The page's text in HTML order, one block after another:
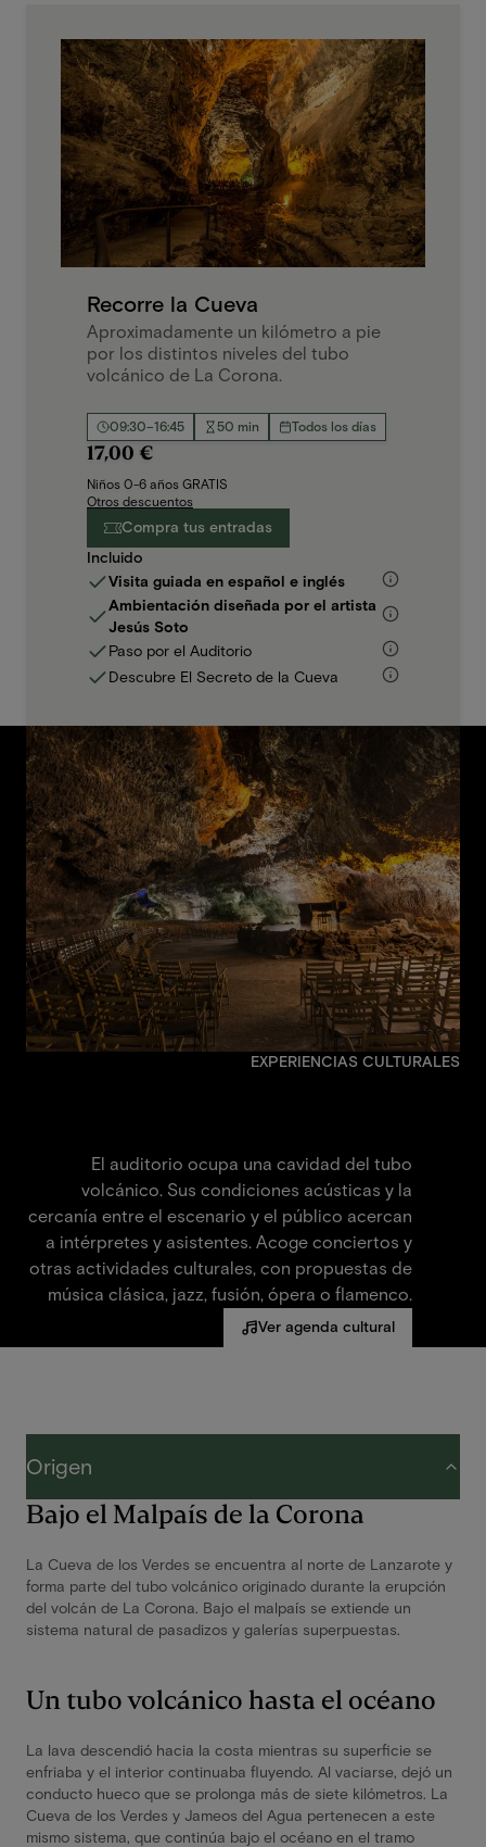
Recorre la Cueva
Aproximadamente un kilómetro a pie
por los distintos niveles del tubo
volcánico de La Corona.
09:30–16:45 50 min Todos los días
17,00 €
Niños 0-6 años GRATIS
Otros descuentos
Compra tus entradas
Incluido
Visita guiada en español e inglés
Ambientación diseñada por el artista
Jesús Soto
Paso por el Auditorio
Descubre El Secreto de la Cueva
EXPERIENCIAS CULTURALES
El auditorio ocupa una cavidad del tubo
volcánico. Sus condiciones acústicas y la
cercanía entre el escenario y el público acercan
a intérpretes y asistentes. Acoge conciertos y
otras actividades culturales, con propuestas de
música clásica, jazz, fusión, ópera o flamenco.
Ver agenda cultural
Origen
Bajo el Malpaís de la Corona
La Cueva de los Verdes se encuentra al norte de Lanzarote y
forma parte del tubo volcánico originado durante la erupción
del volcán de La Corona. Bajo el malpaís se extiende un
sistema natural de pasadizos y galerías superpuestas.
Un tubo volcánico hasta el océano
La lava descendió hacia la costa mientras su superficie se
enfriaba y el interior continuaba fluyendo. Al vaciarse, dejó un
conducto hueco que se prolonga más de siete kilómetros. La
Cueva de los Verdes y Jameos del Agua pertenecen a este
mismo sistema, que continúa bajo el océano en el tramo